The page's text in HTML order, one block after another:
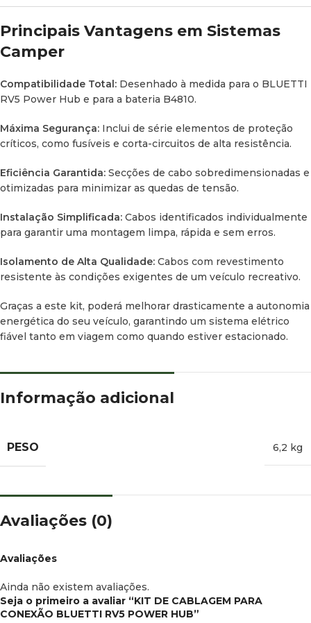
Principais Vantagens em Sistemas
Camper
Compatibilidade Total: Desenhado à medida para o BLUETTI
RV5 Power Hub e para a bateria B4810.
Máxima Segurança: Inclui de série elementos de proteção
críticos, como fusíveis e corta-circuitos de alta resistência.
Eficiência Garantida: Secções de cabo sobredimensionadas e
otimizadas para minimizar as quedas de tensão.
Instalação Simplificada: Cabos identificados individualmente
para garantir uma montagem limpa, rápida e sem erros.
Isolamento de Alta Qualidade: Cabos com revestimento
resistente às condições exigentes de um veículo recreativo.
Graças a este kit, poderá melhorar drasticamente a autonomia
energética do seu veículo, garantindo um sistema elétrico
fiável tanto em viagem como quando estiver estacionado.
Informação adicional
PESO 6,2 kg
Avaliações (0)
Avaliações
Ainda não existem avaliações.
Seja o primeiro a avaliar “KIT DE CABLAGEM PARA
CONEXÃO BLUETTI RV5 POWER HUB”